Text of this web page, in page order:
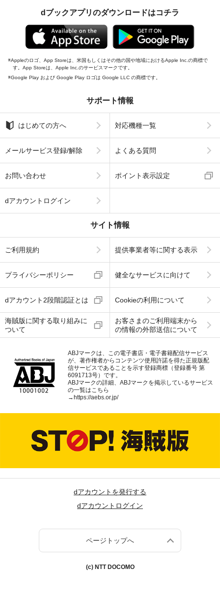
dブックアプリのダウンロードはコチラ
Appleのロゴ、App Storeは、米国もしくはその他の国や地域におけるApple Inc.の商標で
す。App Storeは、Apple Inc.のサービスマークです。
Google Play および Google Play ロゴは Google LLC の商標です。
サポート情報
はじめての方へ 対応機種一覧
メールサービス登録/解除 よくある質問
お問い合わせ ポイント表示設定
dアカウントログイン
サイト情報
ご利用規約 提供事業者等に関する表示
プライバシーポリシー 健全なサービスに向けて
dアカウント2段階認証とは Cookieの利用について
海賊版に関する取り組みに
ついて
お客さまのご利用端末から
の情報の外部送信について
ABJマークは、この電子書店・電子書籍配信サービス
が、著作権者からコンテンツ使用許諾を得た正規版配
信サービスであることを示す登録商標（登録番号 第
6091713号）です。
ABJマークの詳細、ABJマークを掲示しているサービス
の一覧はこちら
→ https://aebs.or.jp/
dアカウントを発行する
dアカウントログイン
ページトップへ
(c) NTT DOCOMO